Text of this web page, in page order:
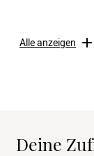
Alle anzeigen
Deine